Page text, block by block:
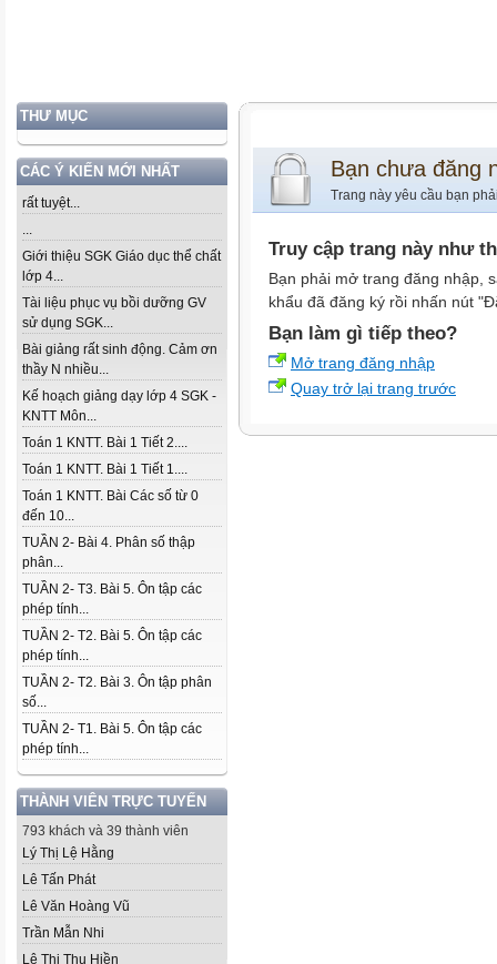
THƯ MỤC
CÁC Ý KIẾN MỚI NHẤT
rất tuyệt...
...
Giới thiệu SGK Giáo dục thể chất
lớp 4...
Tài liệu phục vụ bồi dưỡng GV
sử dụng SGK...
Bài giảng rất sinh động. Cảm ơn
thầy N nhiều...
Kế hoạch giảng dạy lớp 4 SGK -
KNTT Môn...
Toán 1 KNTT. Bài 1 Tiết 2....
Toán 1 KNTT. Bài 1 Tiết 1....
Toán 1 KNTT. Bài Các số từ 0
đến 10...
TUẦN 2- Bài 4. Phân số thập
phân...
TUẦN 2- T3. Bài 5. Ôn tập các
phép tính...
TUẦN 2- T2. Bài 5. Ôn tập các
phép tính...
TUẦN 2- T2. Bài 3. Ôn tập phân
số...
TUẦN 2- T1. Bài 5. Ôn tập các
phép tính...
THÀNH VIÊN TRỰC TUYẾN
793 khách và 39 thành viên
Lý Thị Lệ Hằng
Lê Tấn Phát
Lê Văn Hoàng Vũ
Trần Mẫn Nhi
Lê Thị Thu Hiền
Bạn chưa đăng
Trang này yêu cầu bạn
Truy cập trang này như
Bạn phải mở trang đăng nhập,
khẩu đã đăng ký rồi nhấn nút
Bạn làm gì tiếp theo?
Mở trang đăng nhập
Quay trở lại trang trước